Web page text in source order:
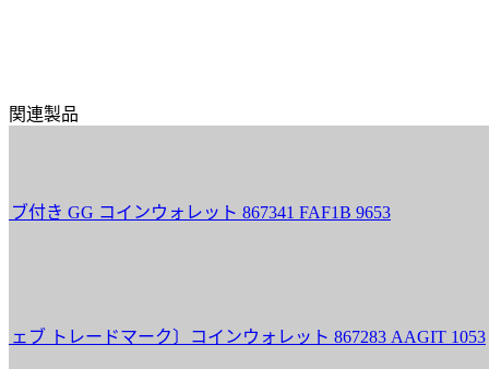
関連製品
GG コインウォレット 867341 FAF1B 9653
トレードマーク〕コインウォレット 867283 AAGIT 1053